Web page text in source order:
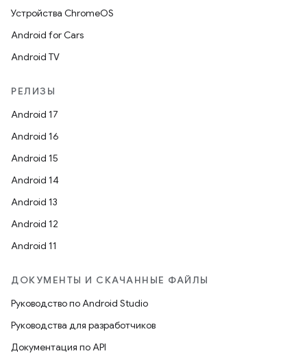
Устройства ChromeOS
Android for Cars
Android TV
РЕЛИЗЫ
Android 17
Android 16
Android 15
Android 14
Android 13
Android 12
Android 11
ДОКУМЕНТЫ И СКАЧАННЫЕ ФАЙЛЫ
Руководство по Android Studio
Руководства для разработчиков
Документация по API